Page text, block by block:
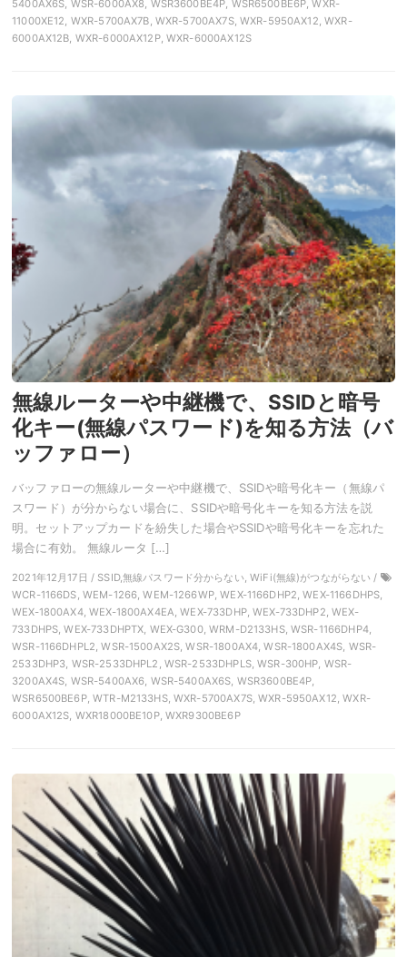
5400AX6S, WSR-6000AX8, WSR3600BE4P, WSR6500BE6P, WXR-
11000XE12, WXR-5700AX7B, WXR-5700AX7S, WXR-5950AX12, WXR-
6000AX12B, WXR-6000AX12P, WXR-6000AX12S
無線ルーターや中継機で、SSIDと暗号
化キー(無線パスワード)を知る方法（バ
ッファロー）
バッファローの無線ルーターや中継機で、SSIDや暗号化キー（無線パ
スワード）が分からない場合に、SSIDや暗号化キーを知る方法を説
明。セットアップカードを紛失した場合やSSIDや暗号化キーを忘れた
場合に有効。 無線ルータ […]
2021年12月17日 / SSID,無線パスワード分からない, WiFi(無線)がつながらない /
WCR-1166DS, WEM-1266, WEM-1266WP, WEX-1166DHP2, WEX-1166DHPS,
WEX-1800AX4, WEX-1800AX4EA, WEX-733DHP, WEX-733DHP2, WEX-
733DHPS, WEX-733DHPTX, WEX-G300, WRM-D2133HS, WSR-1166DHP4,
WSR-1166DHPL2, WSR-1500AX2S, WSR-1800AX4, WSR-1800AX4S, WSR-
2533DHP3, WSR-2533DHPL2, WSR-2533DHPLS, WSR-300HP, WSR-
3200AX4S, WSR-5400AX6, WSR-5400AX6S, WSR3600BE4P,
WSR6500BE6P, WTR-M2133HS, WXR-5700AX7S, WXR-5950AX12, WXR-
6000AX12S, WXR18000BE10P, WXR9300BE6P